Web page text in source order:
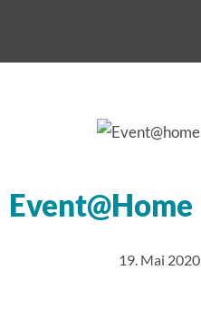
Event@Home
19. Mai 2020